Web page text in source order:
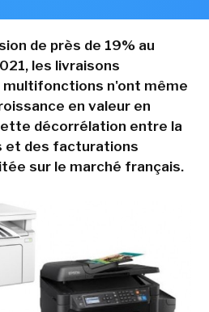
de près de 19% au
les livraisons
n'ont même
en valeur en
décorrélation entre la
et des facturations
sur le marché français.